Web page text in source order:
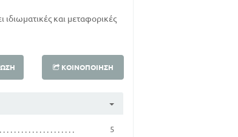
και μεταφορικές
ΚΟΙΝΟΠΟΊΗΣΗ
5